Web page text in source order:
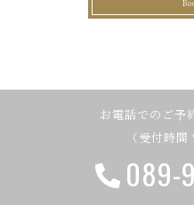
お電話でのご予
（受付時
089-